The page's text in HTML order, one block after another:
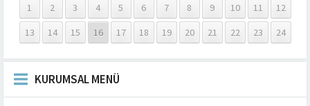
1 2 3 4 5 6 7 8 9 10 11
12
13
14 15 16 17 18 19 20 21 22 23 24
KURUMSAL MENÜ